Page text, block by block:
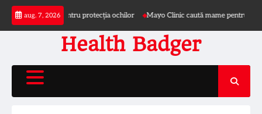
Skip
content
aug. 7, 2026
și pălărie pentru protecția ochilor Mayo Clinic caută mame pentru studiu
Health Badger